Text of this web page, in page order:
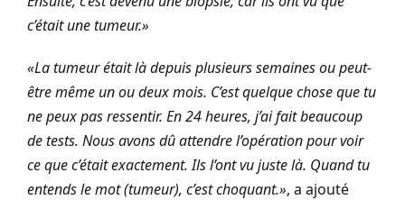
c’était une tumeur.»
«La tumeur était là depuis plusieurs semaines ou peut-
être même un ou deux mois. C’est quelque chose que tu
ne peux pas ressentir. En 24 heures, j’ai fait beaucoup
de tests. Nous avons dû attendre l’opération pour voir
ce que c’était exactement. Ils l’ont vu juste là. Quand tu
entends le mot (tumeur), c’est choquant.», a ajouté